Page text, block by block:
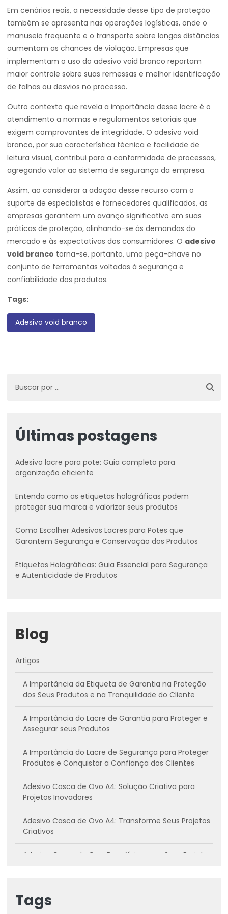
Em cenários reais, a necessidade desse tipo de proteção
também se apresenta nas operações logísticas, onde o
manuseio frequente e o transporte sobre longas distâncias
aumentam as chances de violação. Empresas que
implementam o uso do adesivo void branco reportam
maior controle sobre suas remessas e melhor identificação
de falhas ou desvios no processo.
Outro contexto que revela a importância desse lacre é o
atendimento a normas e regulamentos setoriais que
exigem comprovantes de integridade. O adesivo void
branco, por sua característica técnica e facilidade de
leitura visual, contribui para a conformidade de processos,
agregando valor ao sistema de segurança da empresa.
Assim, ao considerar a adoção desse recurso com o
suporte de especialistas e fornecedores qualificados, as
empresas garantem um avanço significativo em suas
práticas de proteção, alinhando-se às demandas do
mercado e às expectativas dos consumidores. O adesivo
void branco torna-se, portanto, uma peça-chave no
conjunto de ferramentas voltadas à segurança e
confiabilidade dos produtos.
Tags:
Adesivo void branco
Últimas postagens
Adesivo lacre para pote: Guia completo para
organização eficiente
Entenda como as etiquetas holográficas podem
proteger sua marca e valorizar seus produtos
Como Escolher Adesivos Lacres para Potes que
Garantem Segurança e Conservação dos Produtos
Etiquetas Holográficas: Guia Essencial para Segurança
e Autenticidade de Produtos
Blog
Artigos
A Importância da Etiqueta de Garantia na Proteção
dos Seus Produtos e na Tranquilidade do Cliente
A Importância do Lacre de Garantia para Proteger e
Assegurar seus Produtos
A Importância do Lacre de Segurança para Proteger
Produtos e Conquistar a Confiança dos Clientes
Adesivo Casca de Ovo A4: Solução Criativa para
Projetos Inovadores
Adesivo Casca de Ovo A4: Transforme Seus Projetos
Criativos
Adesivo Casca de Ovo: Benefícios para Seus Projetos
como utilizar
Tags